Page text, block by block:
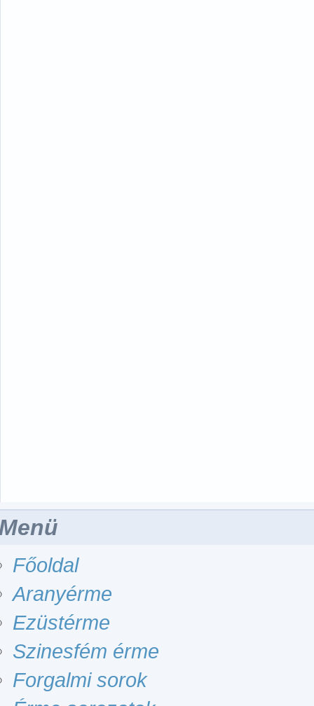
Főoldal
Aranyérme
Ezüstérme
Szinesfém érme
Forgalmi sorok